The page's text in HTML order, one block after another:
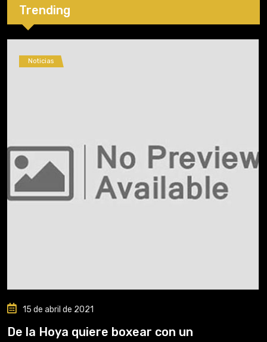
Trending
Noticias
15 de abril de 2021
De la Hoya quiere boxear con un